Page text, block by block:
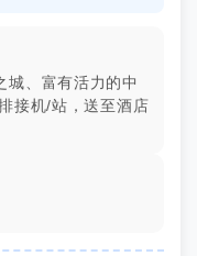
城、富有活力的中
接机/站，送至酒店